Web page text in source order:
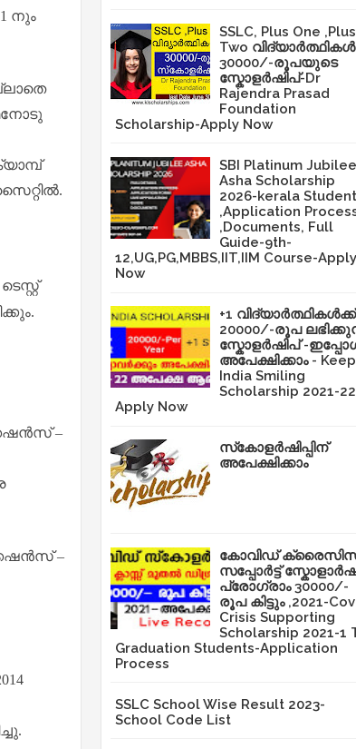
നും
–
–
SSLC, Plus One ,Plus
Two
30000/-രൂപയുടെ
സ്കോളർഷിപ്-Dr
Rajendra Prasad
Foundation
Scholarship-Apply Now
SBI Platinum Jubilee
Asha Scholarship
2026-kerala
,Application
,Documents, Full
Guide-9th-
12,UG,PG,MBBS,IIT,IIM Course-Apply
Now
+1 വിദ്യാർത്ഥികൾക്ക്
20000/-രൂപ
സ്കോളർഷിപ് -
അപേക്ഷിക്കാം - Keep
India Smiling
Scholarship 2021-
Apply Now
സ്‌കോളർഷിപ്പിന്
അപേക്ഷിക്കാം
കോവിഡ്
സപ്പോർട്ട്
പ്രോഗ്രാം 30000/-
രൂപ കിട്ടും ,2021-
Crisis Supporting
Scholarship 2021-1
Graduation Students-Application
Process
SSLC School Wise Result 2023-
School Code List